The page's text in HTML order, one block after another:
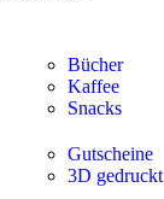
Bücher
Kaffee
Snacks
Gutscheine
3D gedruckt